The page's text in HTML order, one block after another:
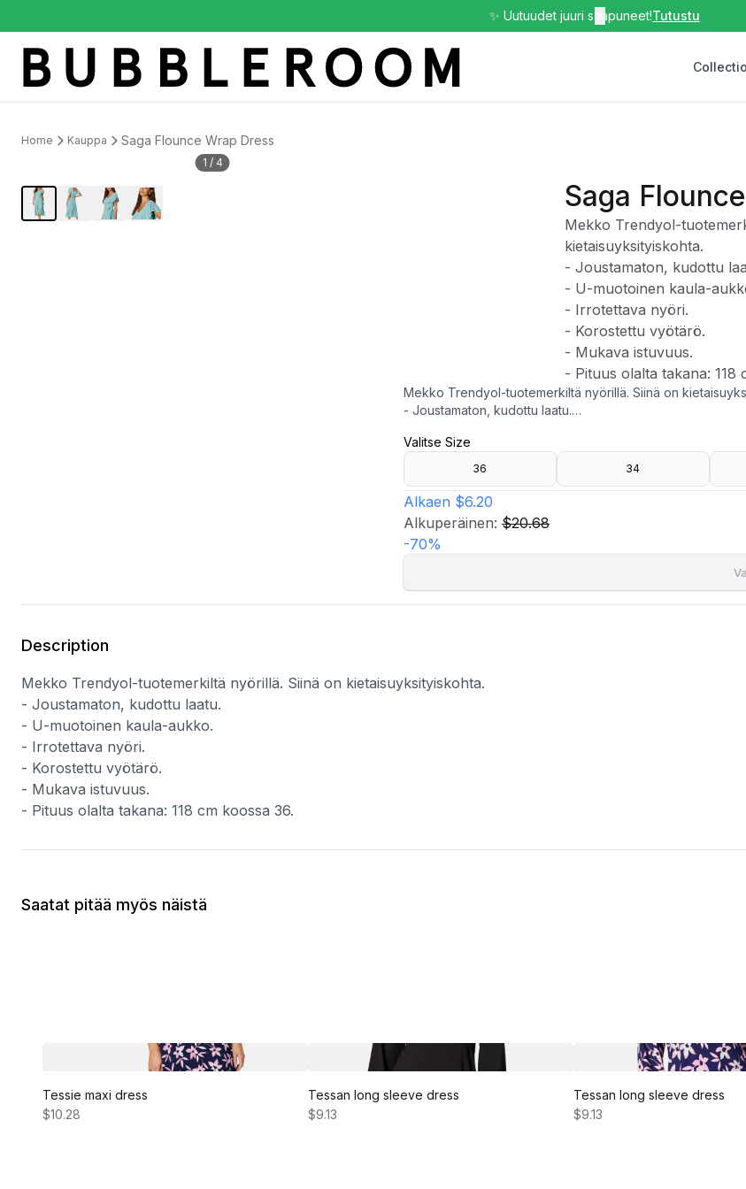
✨ Uutuudet juuri saapuneet!Tutustu
Home Kauppa Saga Flounce Wrap Dress
1 / 4
Saga
Mekko Trendyol-
kietaisuyksityiskohta.
- Joustamaton, kudottu
- U-muotoinen kaula-
- Irrotettava nyöri.
- Korostettu vyötärö.
- Mukava istuvuus.
- Pituus olalta takana: 118
Mekko Trendyol-tuotemerkiltä nyörillä. Siinä on
- Joustamaton, kudottu laatu.
- Irrotettava nyöri.
- Korostettu vyötärö.
- Mukava istuvuus.
- Pituus olalta takana: 118 cm koossa 36.
Valitse Size
36 34
Alkaen $6.20
Alkuperäinen: $20.68
-70%
Description
Mekko Trendyol-tuotemerkiltä nyörillä. Siinä on kietaisuyksityiskohta.
- Joustamaton, kudottu laatu.
- U-muotoinen kaula-aukko.
- Irrotettava nyöri.
- Korostettu vyötärö.
- Mukava istuvuus.
- Pituus olalta takana: 118 cm koossa 36.
Saatat pitää myös näistä
Tessie maxi dress
$10.28
Tessan long sleeve dress
$9.13
Tessan long sleeve dress
$9.13